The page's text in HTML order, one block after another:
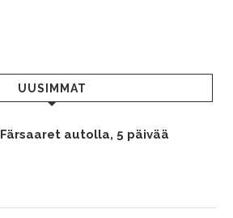
UUSIMMAT
Färsaaret autolla, 5 päivää